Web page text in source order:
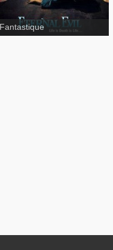
Fantastique